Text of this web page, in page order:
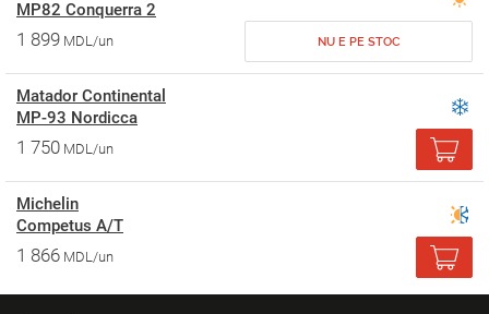
MP82 Conquerra 2
1 899 MDL/un NU E PE STOC
Matador Continental
MP-93 Nordicca
1 750 MDL/un
Michelin
Competus A/T
1 866 MDL/un